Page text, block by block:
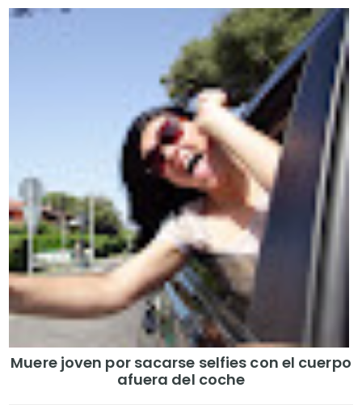
Muere joven por sacarse selfies con el cuerpo
afuera del coche